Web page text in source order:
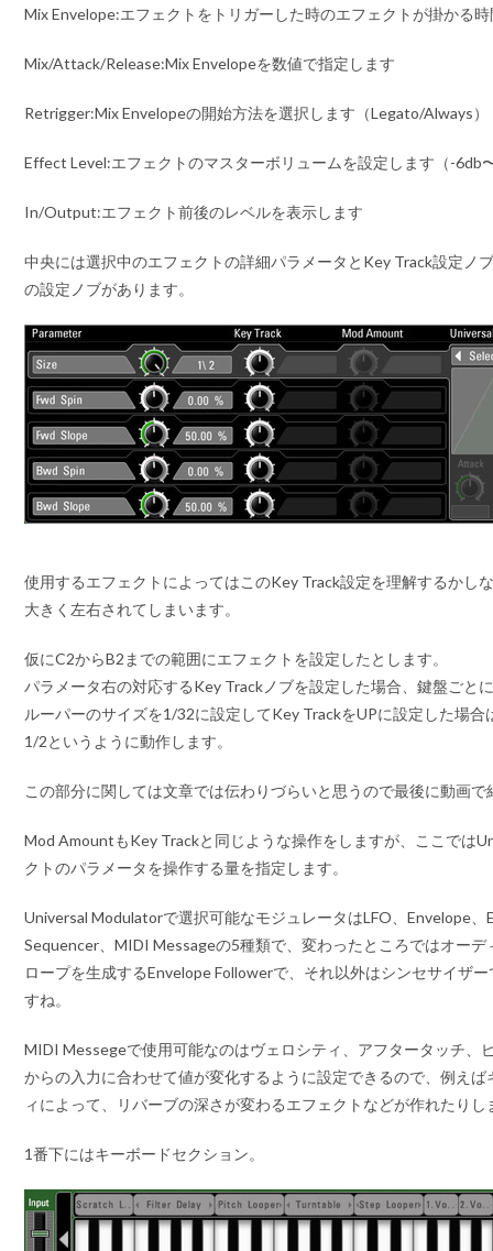
Mix Envelope:エフェクトをトリガーした時のエフェクトが掛かる
Mix/Attack/Release:Mix Envelopeを数値で指定します
Retrigger:Mix Envelopeの開始方法を選択します（Legato/Always）
Effect Level:エフェクトのマスターボリュームを設定します（-6db
In/Output:エフェクト前後のレベルを表示します
中央には選択中のエフェクトの詳細パラメータとKey Track設定ノ
の設定ノブがあります。
使用するエフェクトによってはこのKey Track設定を理解するかし
大きく左右されてしまいます。
仮にC2からB2までの範囲にエフェクトを設定したとします。
パラメータ右の対応するKey Trackノブを設定した場合、鍵盤ごと
ルーパーのサイズを1/32に設定してKey TrackをUPに設定した場
1/2というように動作します。
この部分に関しては文章では伝わりづらいと思うので最後に動画で
Mod AmountもKey Trackと同じような操作をしますが、ここでは
クトのパラメータを操作する量を指定します。
Universal Modulatorで選択可能なモジュレータはLFO、Envelope
Sequencer、MIDI Messageの5種類で、変わったところではオー
ロープを生成するEnvelope Followerで、それ以外はシンセサイザ
すね。
MIDI Messegeで使用可能なのはヴェロシティ、アフタータッチ、
からの入力に合わせて値が変化するように設定できるので、例え
ィによって、リバーブの深さが変わるエフェクトなどが作れたりし
1番下にはキーボードセクション。